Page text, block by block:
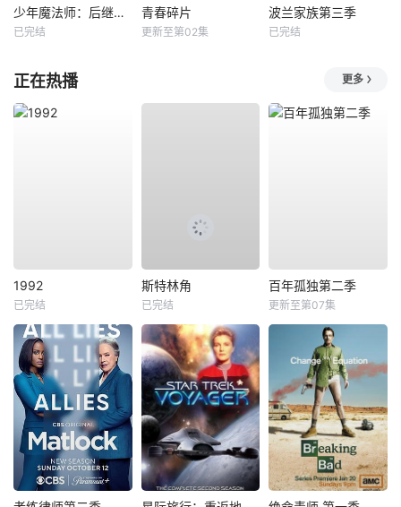
少年魔法师：后继者第三季
已完结
青春碎片
更新至第02集
波兰家族第三季
已完结
正在热播 更多
1992
已完结
斯特林角
已完结
百年孤独第二季
更新至第07集